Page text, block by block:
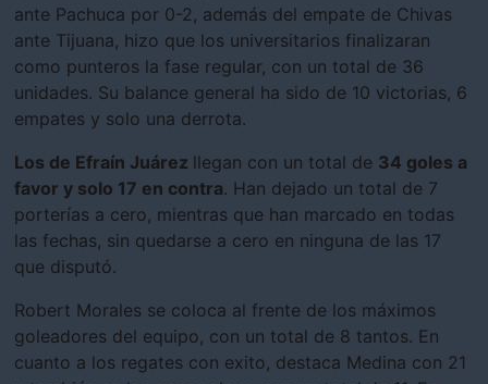
ante Pachuca por 0-2, además del empate de Chivas
ante Tijuana, hizo que los universitarios finalizaran
como punteros la fase regular, con un total de 36
unidades. Su balance general ha sido de 10 victorias, 6
empates y solo una derrota.
Los de Efraín Juárez llegan con un total de 34 goles a
favor y solo 17 en contra. Han dejado un total de 7
porterías a cero, mientras que han marcado en todas
las fechas, sin quedarse a cero en ninguna de las 17
que disputó.
Robert Morales se coloca al frente de los máximos
goleadores del equipo, con un total de 8 tantos. En
cuanto a los regates con exito, destaca Medina con 21